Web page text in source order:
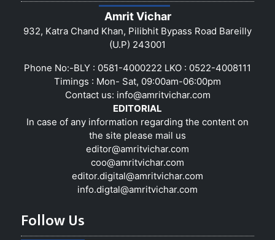
Amrit Vichar
932, Katra Chand Khan, Pilibhit Bypass Road Bareilly
(U.P) 243001
Phone No:-BLY : 0581-4000222 LKO : 0522-4008111
Timings : Mon- Sat, 09:00am-06:00pm
Contact us: info@amritvichar.com
EDITORIAL
In case of any information regarding the content on
the site please mail us
editor@amritvichar.com
coo@amritvichar.com
editor.digital@amritvichar.com
info.digtal@amritvichar.com
Follow Us